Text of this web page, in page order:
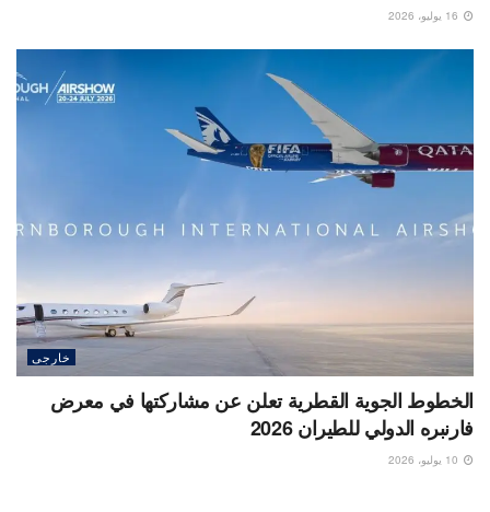
خارجى
الخطوط الجوية القطرية تعلن عن مشاركتها في معرض
فارنبره الدولي للطيران 2026